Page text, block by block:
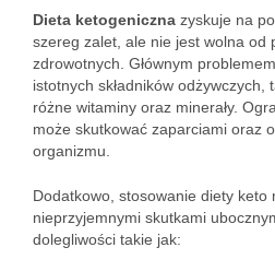
Dieta ketogeniczna zyskuje na
szereg zalet, ale nie jest wolna od
zdrowotnych. Głównym
istotnych składników odżywczych,
różne witaminy oraz minerały.
może skutkować zaparciami oraz
organizmu.
Dodatkowo, stosowanie diety keto
nieprzyjemnymi skutkami
dolegliwości takie jak: